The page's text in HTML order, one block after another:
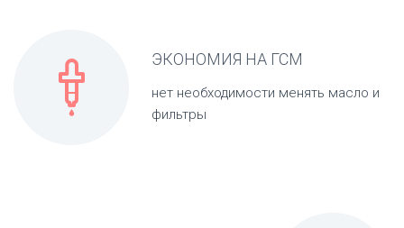
 ЭКОНОМИЯ НА ГСМ
нет необходимости менять масло и
фильтры